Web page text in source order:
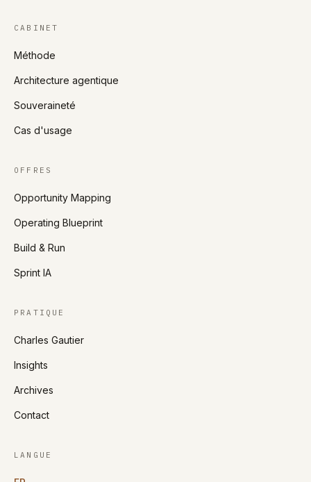
CABINET
Méthode
Architecture agentique
Souveraineté
Cas d'usage
OFFRES
Opportunity Mapping
Operating Blueprint
Build & Run
Sprint IA
PRATIQUE
Charles Gautier
Insights
Archives
Contact
LANGUE